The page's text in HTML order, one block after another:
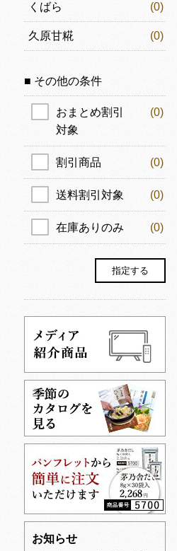
くばら (0)
久原甘糀 (0)
■ その他の条件
おまとめ割引
対象
(0)
割引商品 (0)
送料割引対象 (0)
在庫ありのみ (0)
お知らせ